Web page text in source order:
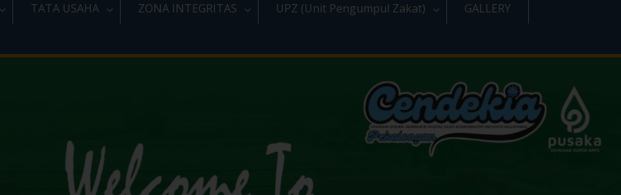
TATA USAHA ZONA INTEGRITAS UPZ (Unit Pengumpul Zakat)
GALLERY